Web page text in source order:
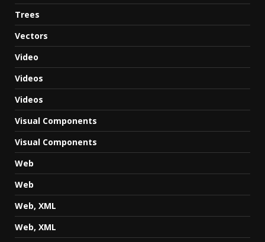
Trees
Vectors
Video
Videos
Videos
Visual Components
Visual Components
Web
Web
Web, XML
Web, XML